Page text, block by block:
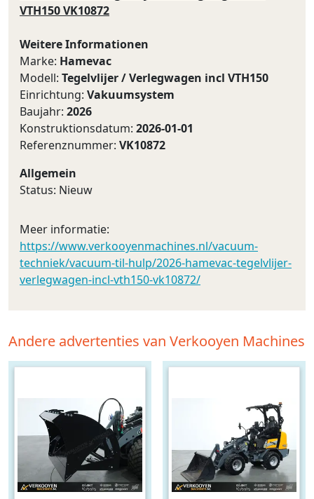
VTH150 VK10872
Weitere Informationen
Marke: Hamevac
Modell: Tegelvlijer / Verlegwagen incl VTH150
Einrichtung: Vakuumsystem
Baujahr: 2026
Konstruktionsdatum: 2026-01-01
Referenznummer: VK10872
Allgemein
Status: Nieuw
Meer informatie:
https://www.verkooyenmachines.nl/vacuum-
techniek/vacuum-til-hulp/2026-hamevac-tegelvlijer-
verlegwagen-incl-vth150-vk10872/
Andere advertenties van Verkooyen Machines